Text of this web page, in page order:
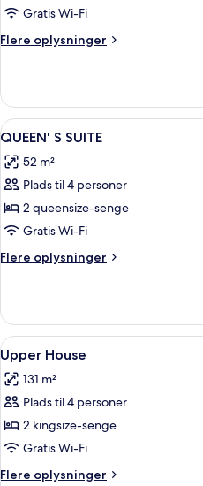
Gratis Wi-Fi
Flere oplysninger
Flere
suite
Indlæs
alle
billeder
af
QUEEN'
S
SUITE
7
QUEEN' S SUITE
52 m²
Plads til 4 personer
2 queensize-senge
Gratis Wi-Fi
Flere oplysninger
Flere
S
SUITE
Indlæs
alle
billeder
af
Upper
House
6
Upper House
131 m²
Plads til 4 personer
2 kingsize-senge
Gratis Wi-Fi
Flere oplysninger
Flere